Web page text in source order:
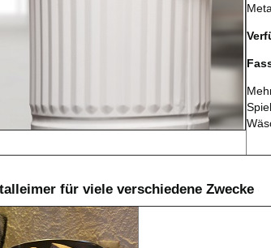
für viele verschiedene Zwecke